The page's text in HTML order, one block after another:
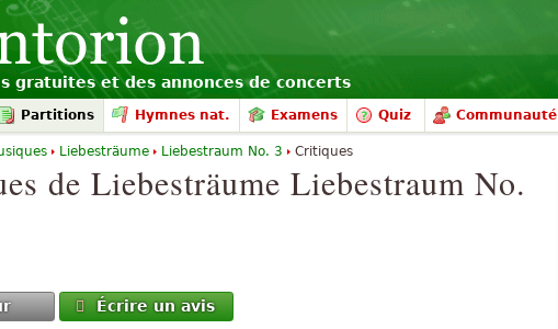
gratuites et des annonces de concerts
Partitions Hymnes nat. Examens Quiz Communauté
de Liebesträume Liebestraum No.
Écrire un avis
Liebesträume Liebestraum No. 3 Critiques